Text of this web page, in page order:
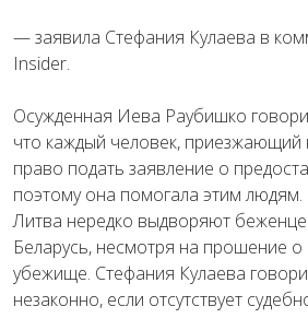
— заявила Стефания Кулаева в
Insider.
Осужденная Иева Раубишко
что каждый человек, приезжающий
право подать заявление о
поэтому она помогала этим
Литва нередко выдворяют
Беларусь, несмотря на прошение о
убежище. Стефания Кулаева
незаконно, если отсутствует